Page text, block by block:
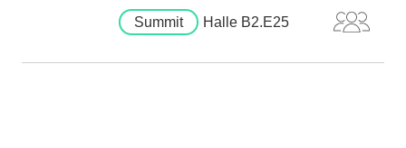
Summit Halle B2.E25